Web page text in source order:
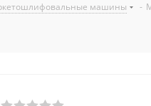
машины -